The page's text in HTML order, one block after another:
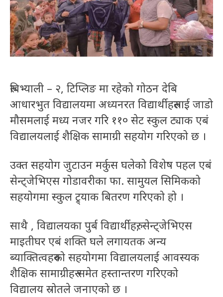
रुबिभ्याली – २, टिप्लिङ मा रहेको गोठन देबि
आधारभुत विद्यालयमा अध्यनरत विद्यार्थीहरुलाई जाडो
मौसमलाई मध्य नजर गरि ११० सेट स्कुल ट्याक एबं
विद्यालयलाई शैक्षिक सामाग्री सहयोग गरिएको छ ।
उक्त सहयोग जुटाउन मर्कुस घलेको विशेष पहल एबं
सेन्ट्जेभिएस गोडावरीका फा. सामुयल सिमिकको
सहयोगमा स्कुल ट्र्याक बितरण गरिएको हो ।
साथै , विद्यालयका पुर्ब विद्यार्थीहरु, सेन्ट्जेभिएस
माइतीघर एबं शक्ति घले लगायतक अन्य
ब्याक्तित्वहरुको सहयोगमा विद्यालयलाई आवस्यक
शैक्षिक सामाग्रीहरु समेत हस्तान्तरण गरिएको
विद्यालय स्रोतले जनाएको छ ।